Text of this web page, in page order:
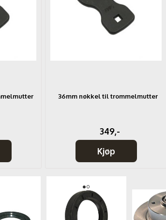
36mm nøkkel til trommelmutter
349,-
Kjøp